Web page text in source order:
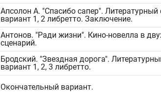
Апсолон А. "Спасибо сапер". Литературный
вариант 1, 2 либретто. Заключение.
Антонов. "Ради жизни". Кино-новелла в
сценарий.
Бродский. "Звездная дорога".
вариант 1, 2, 3 либретто.
Окончательный вариант.